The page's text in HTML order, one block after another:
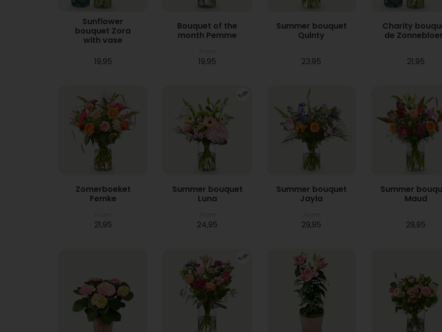
Sunflower
bouquet Zora
with vase
19,95
Bouquet of the
month Pemme
19,95
Summer bouquet
Quinty
23,95
Charity
de
21,95
Zomerboeket
Femke
21,95
Summer bouquet
Luna
24,95
Summer bouquet
Jayla
29,95
Summer
Maud
29,95